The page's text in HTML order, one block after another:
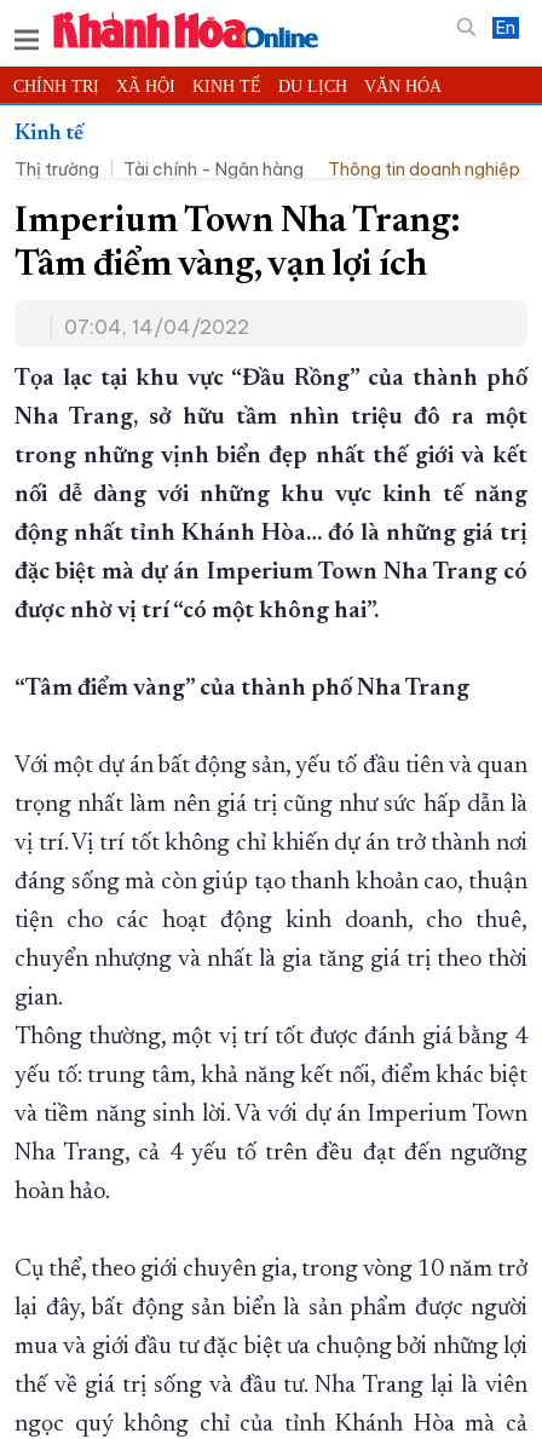
En
CHÍNH TRỊ XÃ HỘI KINH TẾ DU LỊCH VĂN HÓA
THỂ THAO
KHOA HỌC - CÔNG NGHỆ PHÁP LUẬT BẠN ĐỌC PHÓNG SỰ
THẾ GIỚI MULTIMEDIA VIDEO ĐỌC BÁO ONLINE
PODCAST THÔNG TIN - QUẢNG CÁO
TRƯỜNG SA BIỂN ĐẢO QUÊ HƯƠNG
CHUNG TAY CẢI CÁCH HÀNH CHÍNH
XÂY DỰNG NÔNG THÔN MỚI LỊCH CẮT ĐIỆN
TÀU - XE - MÁY BAY
KỶ NIỆM 370 NĂM XÂY DỰNG VÀ PHÁT TRIỂN TỈNH KHÁNH HÒA
KHOẢNH KHẮC ĐẸP XỨ TRẦM
XÂY DỰNG KHÁNH HÒA TRỞ THÀNH THÀNH PHỐ TRỰC THUỘC
ĐẠI HỘI ĐẢNG CÁC CẤP TRANG CHỦ VỀ BÁO KHÁNH HÒA
Kinh tế
Thị trường
Tài chính - Ngân hàng Thông tin doanh nghiệp
Imperium Town Nha Trang:
Tâm điểm vàng, vạn lợi ích
07:04, 14/04/2022
Tọa lạc tại khu vực “Đầu Rồng” của thành phố
Nha Trang, sở hữu tầm nhìn triệu đô ra một
trong những vịnh biển đẹp nhất thế giới và kết
nối dễ dàng với những khu vực kinh tế năng
động nhất tỉnh Khánh Hòa… đó là những giá trị
đặc biệt mà dự án Imperium Town Nha Trang có
được nhờ vị trí “có một không hai”.
“Tâm điểm vàng” của thành phố Nha Trang
Với một dự án bất động sản, yếu tố đầu tiên và quan
trọng nhất làm nên giá trị cũng như sức hấp dẫn là
vị trí. Vị trí tốt không chỉ khiến dự án trở thành nơi
đáng sống mà còn giúp tạo thanh khoản cao, thuận
tiện cho các hoạt động kinh doanh, cho thuê,
chuyển nhượng và nhất là gia tăng giá trị theo thời
gian.
Thông thường, một vị trí tốt được đánh giá bằng 4
yếu tố: trung tâm, khả năng kết nối, điểm khác biệt
và tiềm năng sinh lời. Và với dự án Imperium Town
Nha Trang, cả 4 yếu tố trên đều đạt đến ngưỡng
hoàn hảo.
Cụ thể, theo giới chuyên gia, trong vòng 10 năm trở
lại đây, bất động sản biển là sản phẩm được người
mua và giới đầu tư đặc biệt ưa chuộng bởi những lợi
thế về giá trị sống và đầu tư. Nha Trang lại là viên
ngọc quý không chỉ của tỉnh Khánh Hòa mà cả